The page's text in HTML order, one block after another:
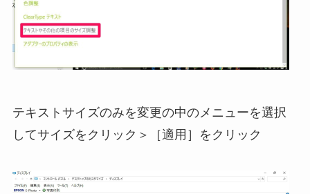
テキストサイズのみを変更の中のメニューを選択
してサイズをクリック＞［適用］をクリック